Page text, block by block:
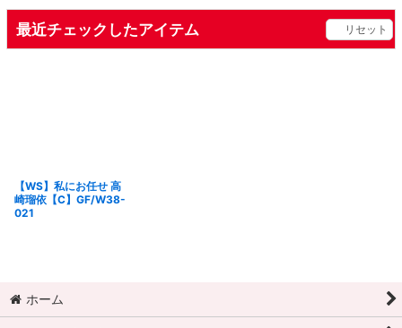
最近チェックしたアイテム リセット
【WS】私にお任せ 高
崎瑠依【C】GF/W38-
021
ホーム